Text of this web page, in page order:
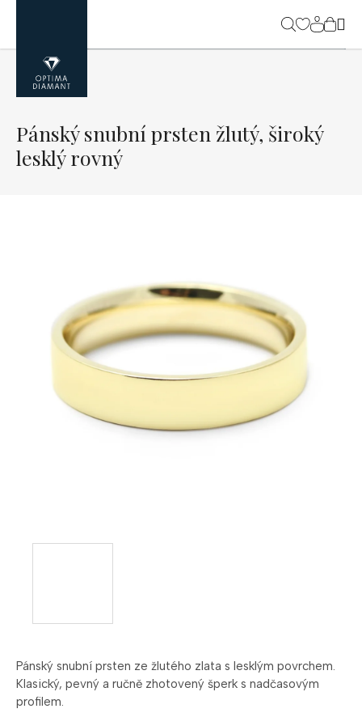
obsah
Pánský snubní prsten ze žlutého zlata s lesklým povrchem.
Klasický, pevný a ručně zhotovený šperk s nadčasovým
profilem.
Pánský snubní prsten žlutý, široký
lesklý rovný